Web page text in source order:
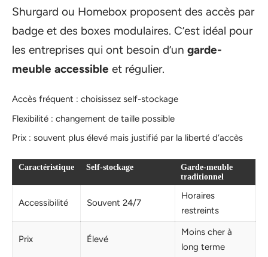
Shurgard ou Homebox proposent des accès par
badge et des boxes modulaires. C’est idéal pour
les entreprises qui ont besoin d’un garde-
meuble accessible et régulier.
Accès fréquent : choisissez self-stockage
Flexibilité : changement de taille possible
Prix : souvent plus élevé mais justifié par la liberté d’accès
Caractéristique Self-stockage
Garde-meuble
traditionnel
Accessibilité Souvent 24/7
Horaires
restreints
Prix Élevé
Moins cher à
long terme